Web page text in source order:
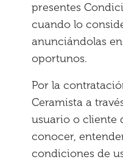
presentes
cuando lo
anunciándolas
oportunos.
Por la
Ceramista a
usuario o cliente
conocer,
condiciones de